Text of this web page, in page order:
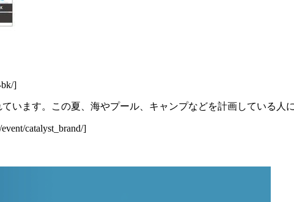
bk/]
います。この夏、海やプール、キャンプなどを計画している人
catalyst_brand/]